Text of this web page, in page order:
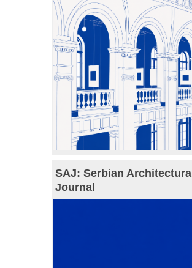
SAJ: Serbian Architectural
Journal